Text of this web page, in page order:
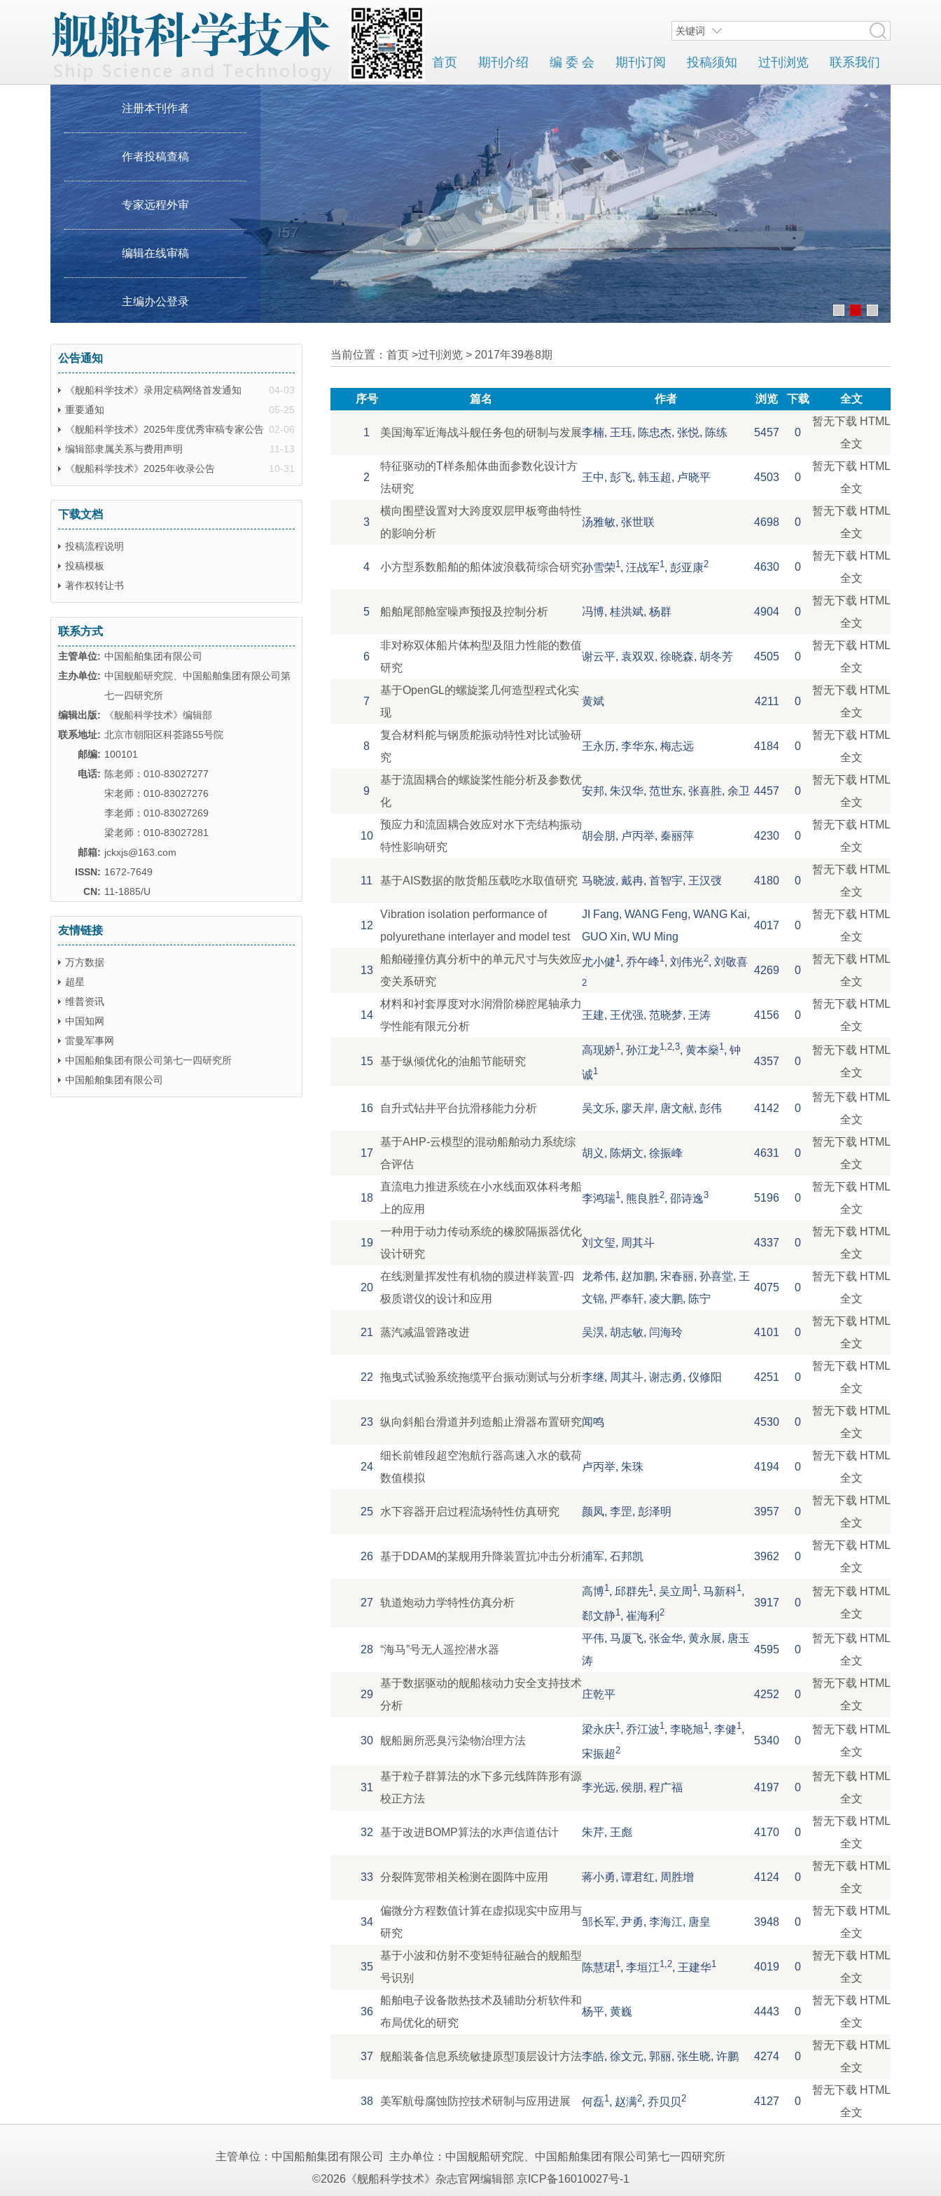
首页 期刊介绍 编 委 会 期刊订阅 投稿须知 过刊浏览 联系我们
关键词
注册本刊作者
作者投稿查稿
专家远程外审
编辑在线审稿
主编办公登录
公告通知
04-03
《舰船科学技术》录用定稿网络首发通知
05-25
重要通知
02-06
《舰船科学技术》2025年度优秀审稿专家公告
11-13
编辑部隶属关系与费用声明
10-31
《舰船科学技术》2025年收录公告
下载文档
投稿流程说明
投稿模板
著作权转让书
联系方式
主管单位: 中国船舶集团有限公司
主办单位: 中国舰船研究院、中国船舶集团有限公司第
七一四研究所
编辑出版:
《舰船科学技术》编辑部
联系地址: 北京市朝阳区科荟路55号院
邮编: 100101
电话: 陈老师：010-83027277
宋老师：010-83027276
李老师：010-83027269
梁老师：010-83027281
邮箱: jckxjs@163.com
ISSN: 1672-7649
CN: 11-1885/U
友情链接
万方数据
超星
维普资讯
中国知网
雷曼军事网
中国船舶集团有限公司第七一四研究所
中国船舶集团有限公司
当前位置：首页 >过刊浏览 > 2017年39卷8期
序号 篇名 作者 浏览 下载 全文
1 美国海军近海战斗舰任务包的研制与发展李楠, 王珏, 陈忠杰, 张悦, 陈练 5457 0
暂无下载 HTML
全文
2
特征驱动的T样条船体曲面参数化设计方
法研究
王中, 彭飞, 韩玉超, 卢晓平 4503 0
暂无下载 HTML
全文
3
横向围壁设置对大跨度双层甲板弯曲特性
的影响分析
汤雅敏, 张世联 4698 0
暂无下载 HTML
全文
4 小方型系数船舶的船体波浪载荷综合研究孙雪荣1, 汪战军1, 彭亚康2 4630 0
暂无下载 HTML
全文
5 船舶尾部舱室噪声预报及控制分析 冯博, 桂洪斌, 杨群 4904 0
暂无下载 HTML
全文
6
非对称双体船片体构型及阻力性能的数值
研究
谢云平, 袁双双, 徐晓森, 胡冬芳 4505 0
暂无下载 HTML
全文
7
基于OpenGL的螺旋桨几何造型程式化实
现
黄斌 4211 0
暂无下载 HTML
全文
8
复合材料舵与钢质舵振动特性对比试验研
究
王永历, 李华东, 梅志远 4184 0
暂无下载 HTML
全文
9
基于流固耦合的螺旋桨性能分析及参数优
化
安邦, 朱汉华, 范世东, 张喜胜, 余卫 4457 0
暂无下载 HTML
全文
10
预应力和流固耦合效应对水下壳结构振动
特性影响研究
胡会朋, 卢丙举, 秦丽萍 4230 0
暂无下载 HTML
全文
11 基于AIS数据的散货船压载吃水取值研究 马晓波, 戴冉, 首智宇, 王汉弢 4180 0
暂无下载 HTML
全文
12
Vibration isolation performance of
polyurethane interlayer and model test
JI Fang, WANG Feng, WANG Kai,
GUO Xin, WU Ming
4017 0
暂无下载 HTML
全文
13
船舶碰撞仿真分析中的单元尺寸与失效应
变关系研究
尤小健1, 乔午峰1, 刘伟光2, 刘敬喜
2
4269 0
暂无下载 HTML
全文
14
材料和衬套厚度对水润滑阶梯腔尾轴承力
学性能有限元分析
王建, 王优强, 范晓梦, 王涛 4156 0
暂无下载 HTML
全文
15 基于纵倾优化的油船节能研究
高现娇1, 孙江龙1,2,3, 黄本燊1, 钟
诚1
4357 0
暂无下载 HTML
全文
16 自升式钻井平台抗滑移能力分析 吴文乐, 廖天岸, 唐文献, 彭伟 4142 0
暂无下载 HTML
全文
17
基于AHP-云模型的混动船舶动力系统综
合评估
胡义, 陈炳文, 徐振峰 4631 0
暂无下载 HTML
全文
18
直流电力推进系统在小水线面双体科考船
上的应用
李鸿瑞1, 熊良胜2, 邵诗逸3 5196 0
暂无下载 HTML
全文
19
一种用于动力传动系统的橡胶隔振器优化
设计研究
刘文玺, 周其斗 4337 0
暂无下载 HTML
全文
20
在线测量挥发性有机物的膜进样装置-四
极质谱仪的设计和应用
龙希伟, 赵加鹏, 宋春丽, 孙喜堂, 王
文锦, 严奉轩, 凌大鹏, 陈宁
4075 0
暂无下载 HTML
全文
21 蒸汽减温管路改进 吴淏, 胡志敏, 闫海玲 4101 0
暂无下载 HTML
全文
22 拖曳式试验系统拖缆平台振动测试与分析李继, 周其斗, 谢志勇, 仪修阳 4251 0
暂无下载 HTML
全文
23 纵向斜船台滑道并列造船止滑器布置研究闻鸣 4530 0
暂无下载 HTML
全文
24
细长前锥段超空泡航行器高速入水的载荷
数值模拟
卢丙举, 朱珠 4194 0
暂无下载 HTML
全文
25 水下容器开启过程流场特性仿真研究 颜凤, 李罡, 彭泽明 3957 0
暂无下载 HTML
全文
26 基于DDAM的某舰用升降装置抗冲击分析浦军, 石邦凯 3962 0
暂无下载 HTML
全文
27 轨道炮动力学特性仿真分析
高博1, 邱群先1, 吴立周 1, 马新科1,
郄文静1 , 崔海利 2
3917 0
暂无下载 HTML
全文
28 “海马”号无人遥控潜水器
平伟, 马厦飞, 张金华, 黄永展, 唐玉
涛
4595 0
暂无下载 HTML
全文
29
基于数据驱动的舰船核动力安全支持技术
分析
庄乾平 4252 0
暂无下载 HTML
全文
30 舰船厕所恶臭污染物治理方法
梁永庆1, 乔江波1, 李晓旭1, 李健1,
宋振超 2
5340 0
暂无下载 HTML
全文
31
基于粒子群算法的水下多元线阵阵形有源
校正方法
李光远, 侯朋, 程广福 4197 0
暂无下载 HTML
全文
32 基于改进BOMP算法的水声信道估计 朱芹, 王彪 4170 0
暂无下载 HTML
全文
33 分裂阵宽带相关检测在圆阵中应用 蒋小勇, 谭君红, 周胜增 4124 0
暂无下载 HTML
全文
34
偏微分方程数值计算在虚拟现实中应用与
研究
邹长军, 尹勇, 李海江, 唐皇 3948 0
暂无下载 HTML
全文
35
基于小波和仿射不变矩特征融合的舰船型
号识别
陈慧珺1, 李垣江1,2, 王建华1 4019 0
暂无下载 HTML
全文
36
船舶电子设备散热技术及辅助分析软件和
布局优化的研究
杨平, 黄巍 4443 0
暂无下载 HTML
全文
37 舰船装备信息系统敏捷原型顶层设计方法李皓, 徐文元, 郭丽, 张生晓, 许鹏 4274 0
暂无下载 HTML
全文
38 美军航母腐蚀防控技术研制与应用进展 何磊1, 赵满2, 乔贝贝2 4127 0
暂无下载 HTML
全文
主管单位：中国船舶集团有限公司 主办单位：中国舰船研究院、中国船舶集团有限公司第七一四研究所
©2026《舰船科学技术》杂志官网编辑部 京ICP备16010027号-1